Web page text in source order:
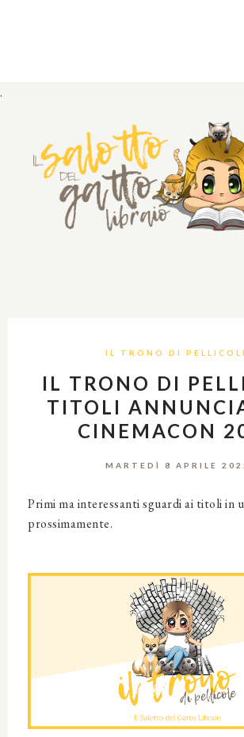
.
IL TRONO DI
IL TRONO DI
TITOLI
CINEMACON
MARTEDÌ 8 APRILE
Primi ma interessanti sguardi ai titoli in
prossimamente.